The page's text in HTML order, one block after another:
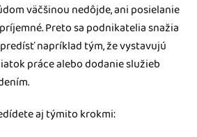
väčšinou nedôjde, ani posielanie
Preto sa podnikatelia snažia
napríklad tým, že vystavujú
práce alebo dodanie služieb
aj týmito krokmi: